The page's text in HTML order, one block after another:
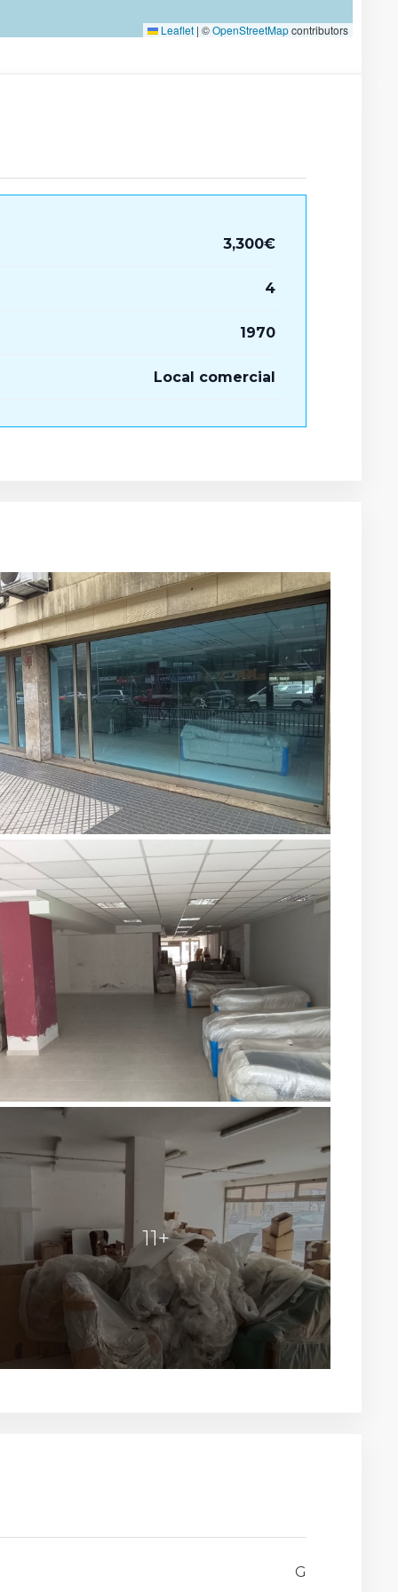
Leaflet | ©OpenStreetMapcontributors
3,300€
4
1970
Local comercial
11+
G